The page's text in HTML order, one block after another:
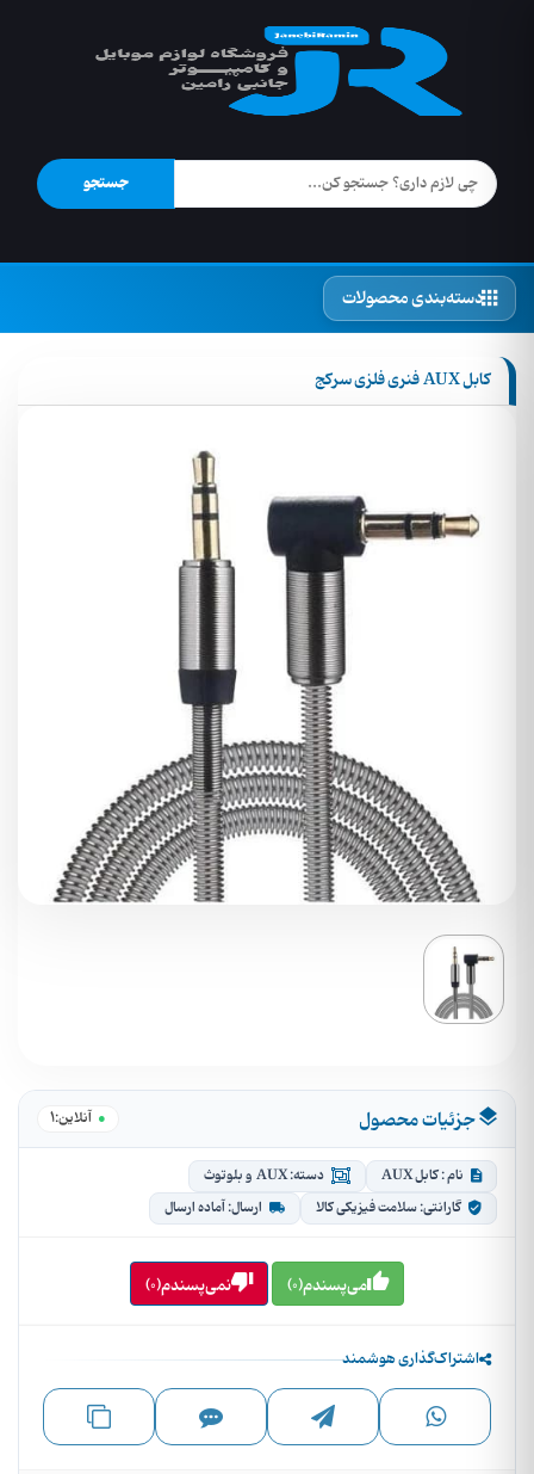
جستجو
دسته‌بندی محصولات
کابل AUX فنری فلزی سرکج
جزئیات محصول آنلاین:1
نام : کابل AUX
دسته: AUX و بلوتوث
گارانتی: سلامت فیزیکی کالا
ارسال: آماده ارسال
می‌پسندم(0) نمی‌پسندم(0)
اشتراک‌گذاری هوشمند